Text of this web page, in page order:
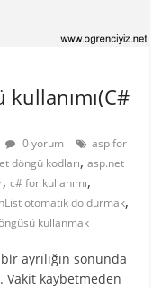
0 yorum
asp for
döngü kodları,asp.net
,c# for kullanımı,
otomatik doldurmak,
kullanmak
ayrılığın sonunda
kaybetmeden